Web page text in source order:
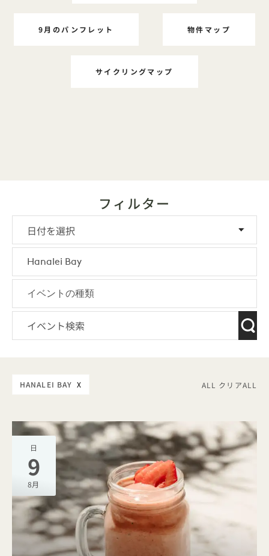
9月のパンフレット
DAYLIFE 1番にて 物件マップDAYLIFE 1番
サイクリングマップ
DAYLIFE 1番にて
フィルター
HANALEI BAY X ALL クリアALL
日
9
8月